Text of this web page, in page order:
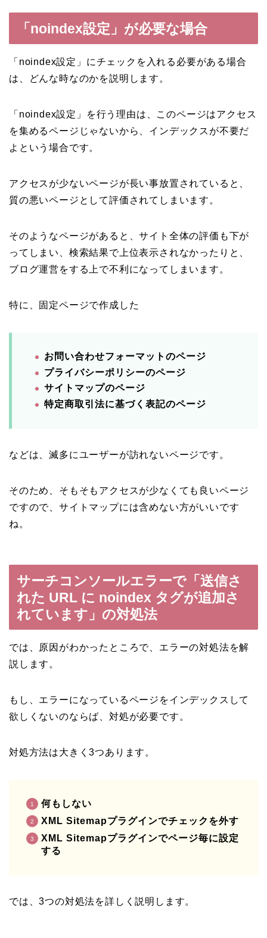
「noindex設定」が必要な場合
「noindex設定」にチェックを入れる必要がある場合
は、どんな時なのかを説明します。
「noindex設定」を行う理由は、このページはアクセス
を集めるページじゃないから、インデックスが不要だ
よという場合です。
アクセスが少ないページが長い事放置されていると、
質の悪いページとして評価されてしまいます。
そのようなページがあると、サイト全体の評価も下が
ってしまい、検索結果で上位表示されなかったりと、
ブログ運営をする上で不利になってしまいます。
特に、固定ページで作成した
お問い合わせフォーマットのページ
プライバシーポリシーのページ
サイトマップのページ
特定商取引法に基づく表記のページ
などは、滅多にユーザーが訪れないページです。
そのため、そもそもアクセスが少なくても良いページ
ですので、サイトマップには含めない方がいいです
ね。
サーチコンソールエラーで「送信さ
れた URL に noindex タグが追加さ
れています」の対処法
では、原因がわかったところで、エラーの対処法を解
説します。
もし、エラーになっているページをインデックスして
欲しくないのならば、対処が必要です。
対処方法は大きく3つあります。
何もしない
XML Sitemapプラグインでチェックを外す
XML Sitemapプラグインでページ毎に設定
する
では、3つの対処法を詳しく説明します。